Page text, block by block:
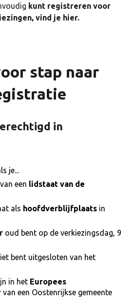
kunt registreren voor
vind je hier.
stap naar
in
je...
een lidstaat van de
als hoofdverblijfplaats in
oud bent op de verkiezingsdag, 9
bent uitgesloten van het
in het Europees
van een Oostenrijkse gemeente